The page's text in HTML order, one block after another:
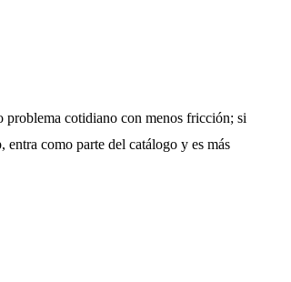
problema cotidiano con menos fricción; si
entra como parte del catálogo y es más